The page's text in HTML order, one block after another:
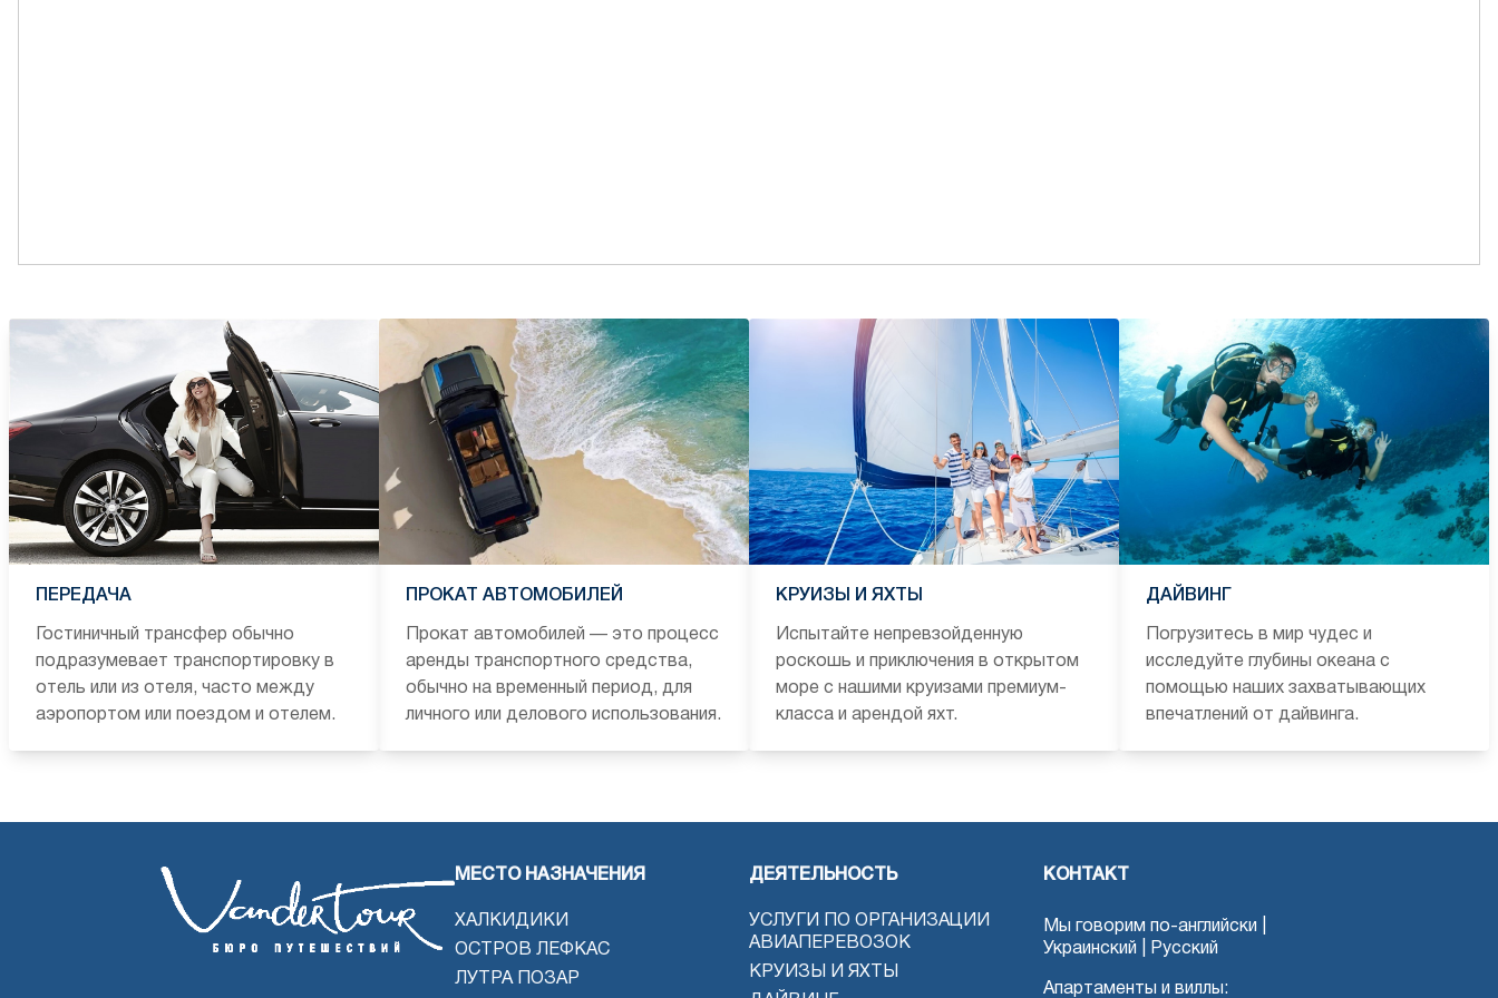
ПЕРЕДАЧА
Гостиничный трансфер обычно
подразумевает транспортировку в
отель или из отеля, часто между
аэропортом или поездом и отелем.
ПРОКАТ АВТОМОБИЛЕЙ
Прокат автомобилей — это процесс
аренды транспортного средства,
обычно на временный период, для
личного или делового использования.
КРУИЗЫ И ЯХТЫ
Испытайте непревзойденную
роскошь и приключения в открытом
море с нашими круизами премиум-
класса и арендой яхт.
ДАЙВИНГ
Погрузитесь в мир чудес и
исследуйте глубины океана с
помощью наших захватывающих
впечатлений от дайвинга.
МЕСТО НАЗНАЧЕНИЯ
ХАЛКИДИКИ
ОСТРОВ ЛЕФКАС
ЛУТРА ПОЗАР
ДЕЯТЕЛЬНОСТЬ
УСЛУГИ ПО ОРГАНИЗАЦИИ
АВИАПЕРЕВОЗОК
КРУИЗЫ И ЯХТЫ
КОНТАКТ
Мы говорим по-английски |
Украинский | Русский
Апартаменты и виллы: